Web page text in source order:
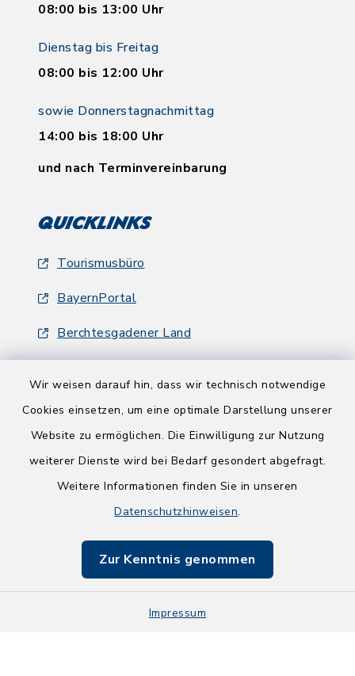
Wir weisen darauf hin, dass wir technisch notwendige
Cookies einsetzen, um eine optimale Darstellung unserer
Website zu ermöglichen. Die Einwilligung zur Nutzung
weiterer Dienste wird bei Bedarf gesondert abgefragt.
Weitere Informationen finden Sie in unseren
Datenschutzhinweisen.
Zur Kenntnis genommen
Impressum
08:00 bis 13:00 Uhr
Dienstag bis Freitag
08:00 bis 12:00 Uhr
sowie Donnerstagnachmittag
14:00 bis 18:00 Uhr
und nach Terminvereinbarung
Quicklinks
Tourismusbüro
BayernPortal
Berchtesgadener Land
Barrierefreiheit
Impressum
Sitemap